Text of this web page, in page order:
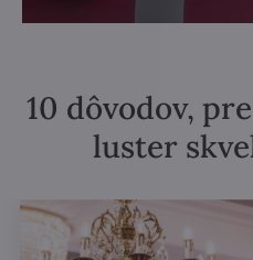
10 dôvodov,
luster